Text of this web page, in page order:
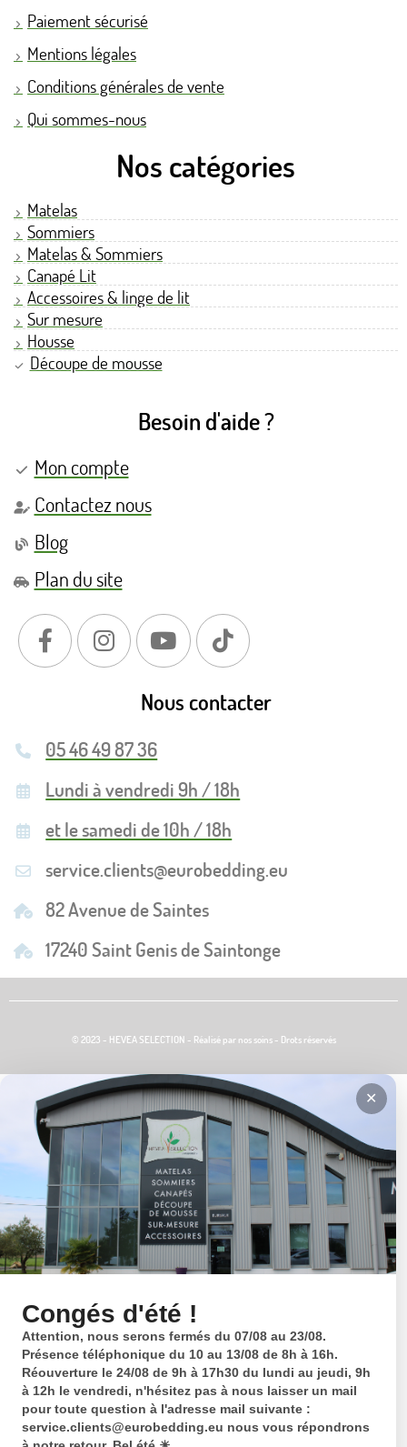
Paiement sécurisé
Mentions légales
Conditions générales de vente
Qui sommes-nous
Nos catégories
Matelas
Sommiers
Matelas & Sommiers
Canapé Lit
Accessoires & linge de lit
Sur mesure
Housse
Découpe de mousse
Besoin d'aide ?
Mon compte
Contactez nous
Blog
Plan du site
Nous contacter
05 46 49 87 36
Lundi à vendredi 9h / 18h
et le samedi de 10h / 18h
service.clients@eurobedding.eu
82 Avenue de Saintes
17240 Saint Genis de Saintonge
© 2023 - HEVEA SELECTION - Réalisé par nos soins - Drots réservés
Congés d'été !
Attention, nous serons fermés du 07/08 au 23/08.
Présence téléphonique du 10 au 13/08 de 8h à 16h.
Réouverture le 24/08 de 9h à 17h30 du lundi au jeudi, 9h
à 12h le vendredi, n'hésitez pas à nous laisser un mail
pour toute question à l'adresse mail suivante :
service.clients@eurobedding.eu nous vous répondrons
✕